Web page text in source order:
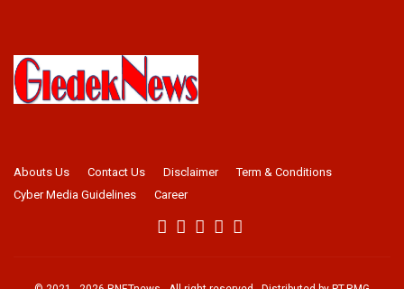
Abouts Us Contact Us Disclaimer
Term & Conditions
Cyber Media Guidelines
Career